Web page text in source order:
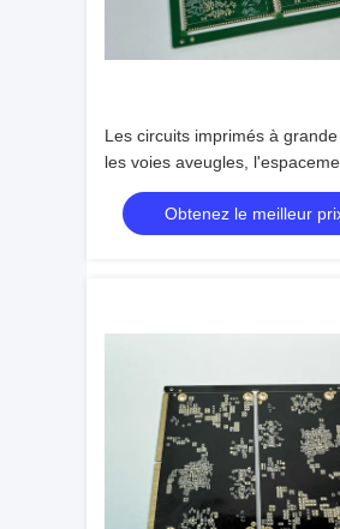
Les circuits imprimés à grande
les voies aveugles,
et la fabrication rapide pour
de productionObtenez le meilleur